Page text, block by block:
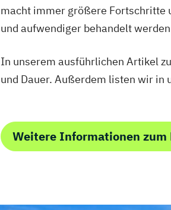
macht immer größere Fortschritte
und aufwendiger behandelt
In unserem ausführlichen Artikel
und Dauer. Außerdem listen wir in
Weitere Informationen zum